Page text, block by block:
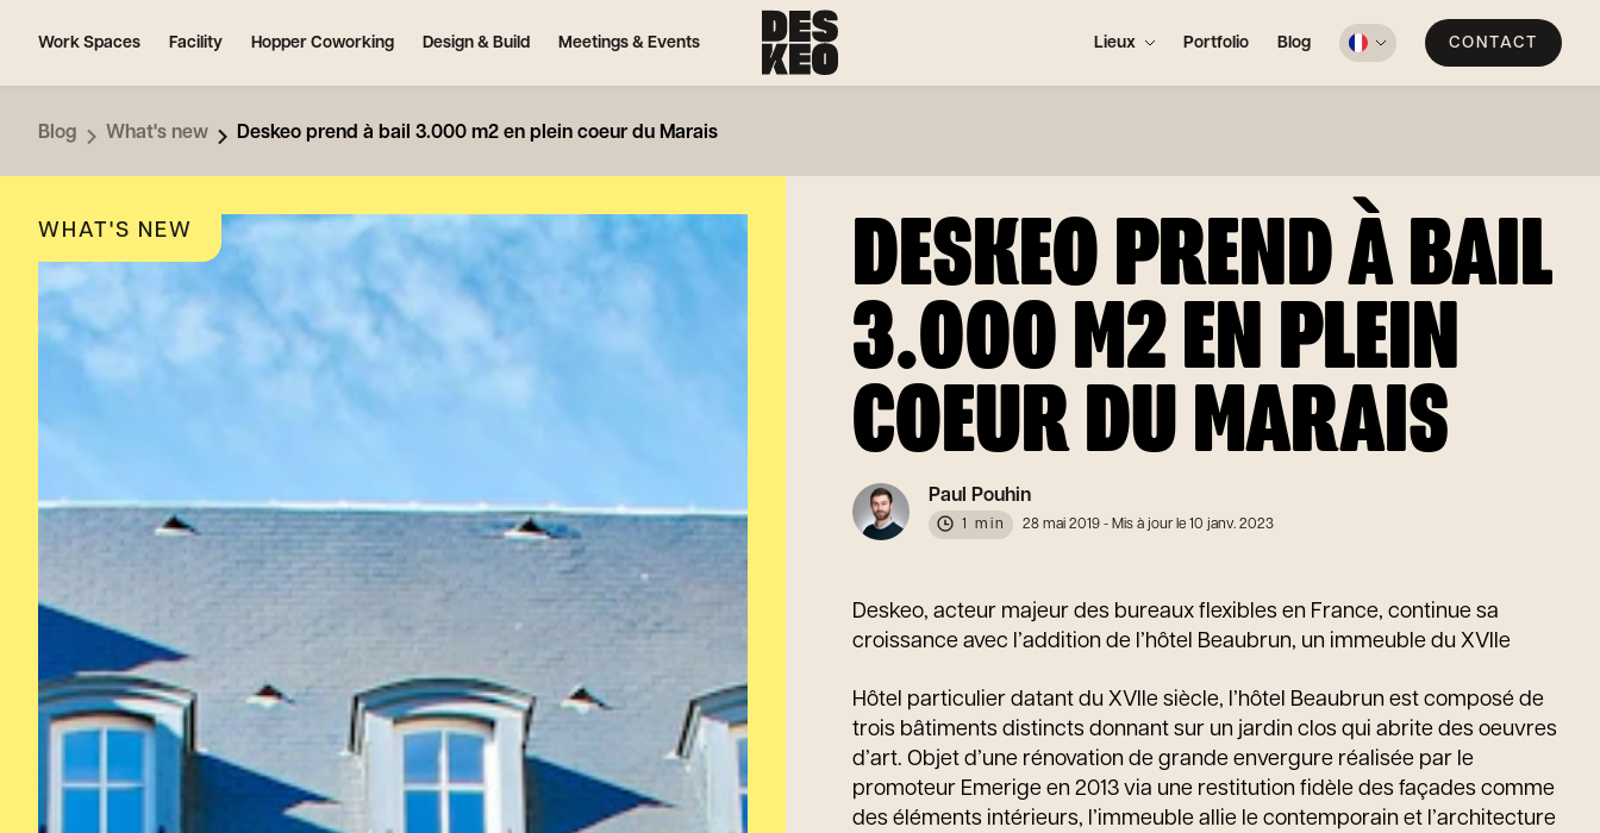
Work Spaces Facility Hopper Coworking Design & Build Meetings & Events Lieux Portfolio Blog CONTACT
Blog What's new Deskeo prend à bail 3.000 m2 en plein coeur du Marais
WHAT'S NEW DESKEO PREND À BAIL
3.000 M2 EN PLEIN
COEUR DU MARAIS
Paul Pouhin
1 min 28 mai 2019 - Mis à jour le 10 janv. 2023
Deskeo, acteur majeur des bureaux flexibles en France, continue sa
croissance avec l’addition de l’hôtel Beaubrun, un immeuble du XVIIe
Hôtel particulier datant du XVIIe siècle, l’hôtel Beaubrun est composé de
trois bâtiments distincts donnant sur un jardin clos qui abrite des oeuvres
d’art. Objet d’une rénovation de grande envergure réalisée par le
promoteur Emerige en 2013 via une restitution fidèle des façades comme
des éléments intérieurs, l’immeuble allie le contemporain et l’architecture